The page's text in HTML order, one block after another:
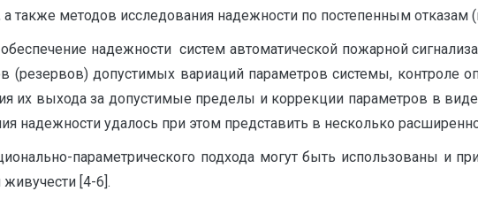
также методов исследования надежности по постепенным отка­зам
надежности систем автоматической пожарной
(резервов) допусти­мых вариаций параметров системы, контроле
их выхода за допустимые пре­делы и коррекции параметров в
надежности удалось при этом представить в несколько
параметрического подхода могут быть ис­пользованы и
живучести [4-6].